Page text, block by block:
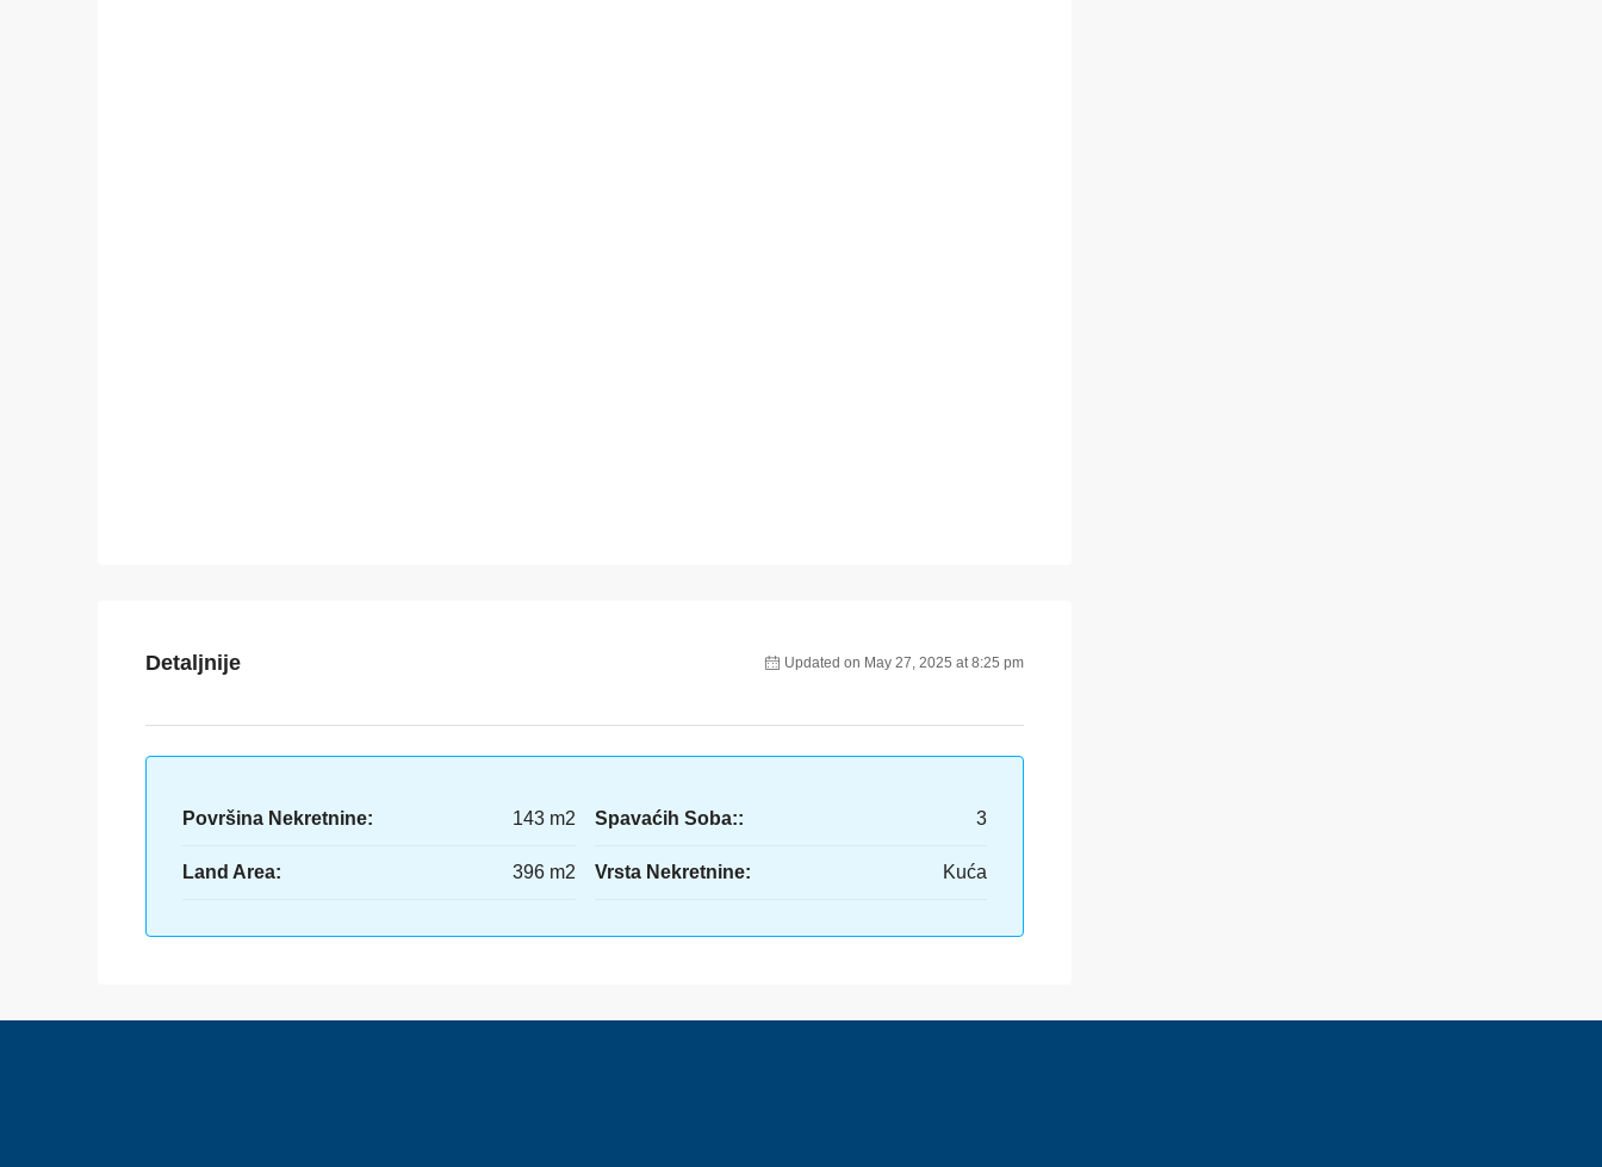
Detaljnije Updated on May 27, 2025 at 8:25 pm
Površina Nekretnine: 143 m2
Land Area: 396 m2
Spavaćih Soba:: 3
Vrsta Nekretnine: Kuća